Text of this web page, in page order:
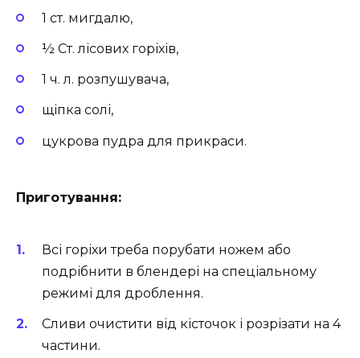
1 ст. мигдалю,
½ Ст. лісових горіхів,
1 ч. л. розпушувача,
щіпка солі,
цукрова пудра для прикраси.
Приготування:
Всі горіхи треба порубати ножем або
подрібнити в блендері на спеціальному
режимі для дроблення.
Сливи очистити від кісточок і розрізати на 4
частини.